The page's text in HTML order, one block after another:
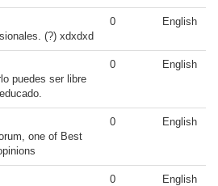
(?) xdxdxd
0 English
puedes ser libre
0 English
one of Best
0 English
0 English